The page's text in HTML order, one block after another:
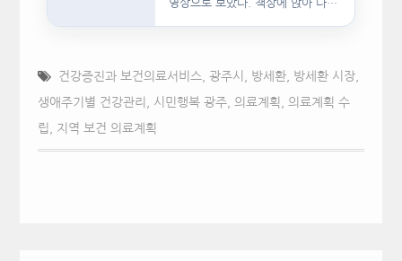
영상으로 보았다. 책상에 앉아 다른
건강증진과 보건의료서비스, 광주시 방세환, 방세환 시장,
생애주기별 건강관리 시민행복 광주, 의료계획 의료계획 수
립 지역 보건 의료계획